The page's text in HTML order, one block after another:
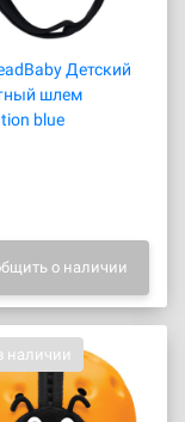
Детский
шлем
blue
о наличии
наличии